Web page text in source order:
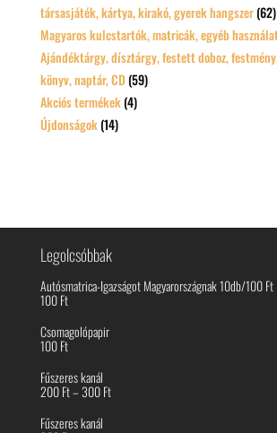
társasjáték, kártya, kirakó, gyerek hangszer (62)
Magyaros kulcstartók, matricák, egyéb
Ajándéktárgy, dísztárgy, festett doboz,
könyv, naptár, CD (59)
Akciós termékek (4)
Újdonságok (14)
Legolcsóbbak
Autósmatrica-Igazságot Magyarországnak 10db/100 Ft
100Ft
Csomagolópapir
100Ft
Fűszeres kanál
200Ft–300FtÁrtartomány:
Fűszeres kanál